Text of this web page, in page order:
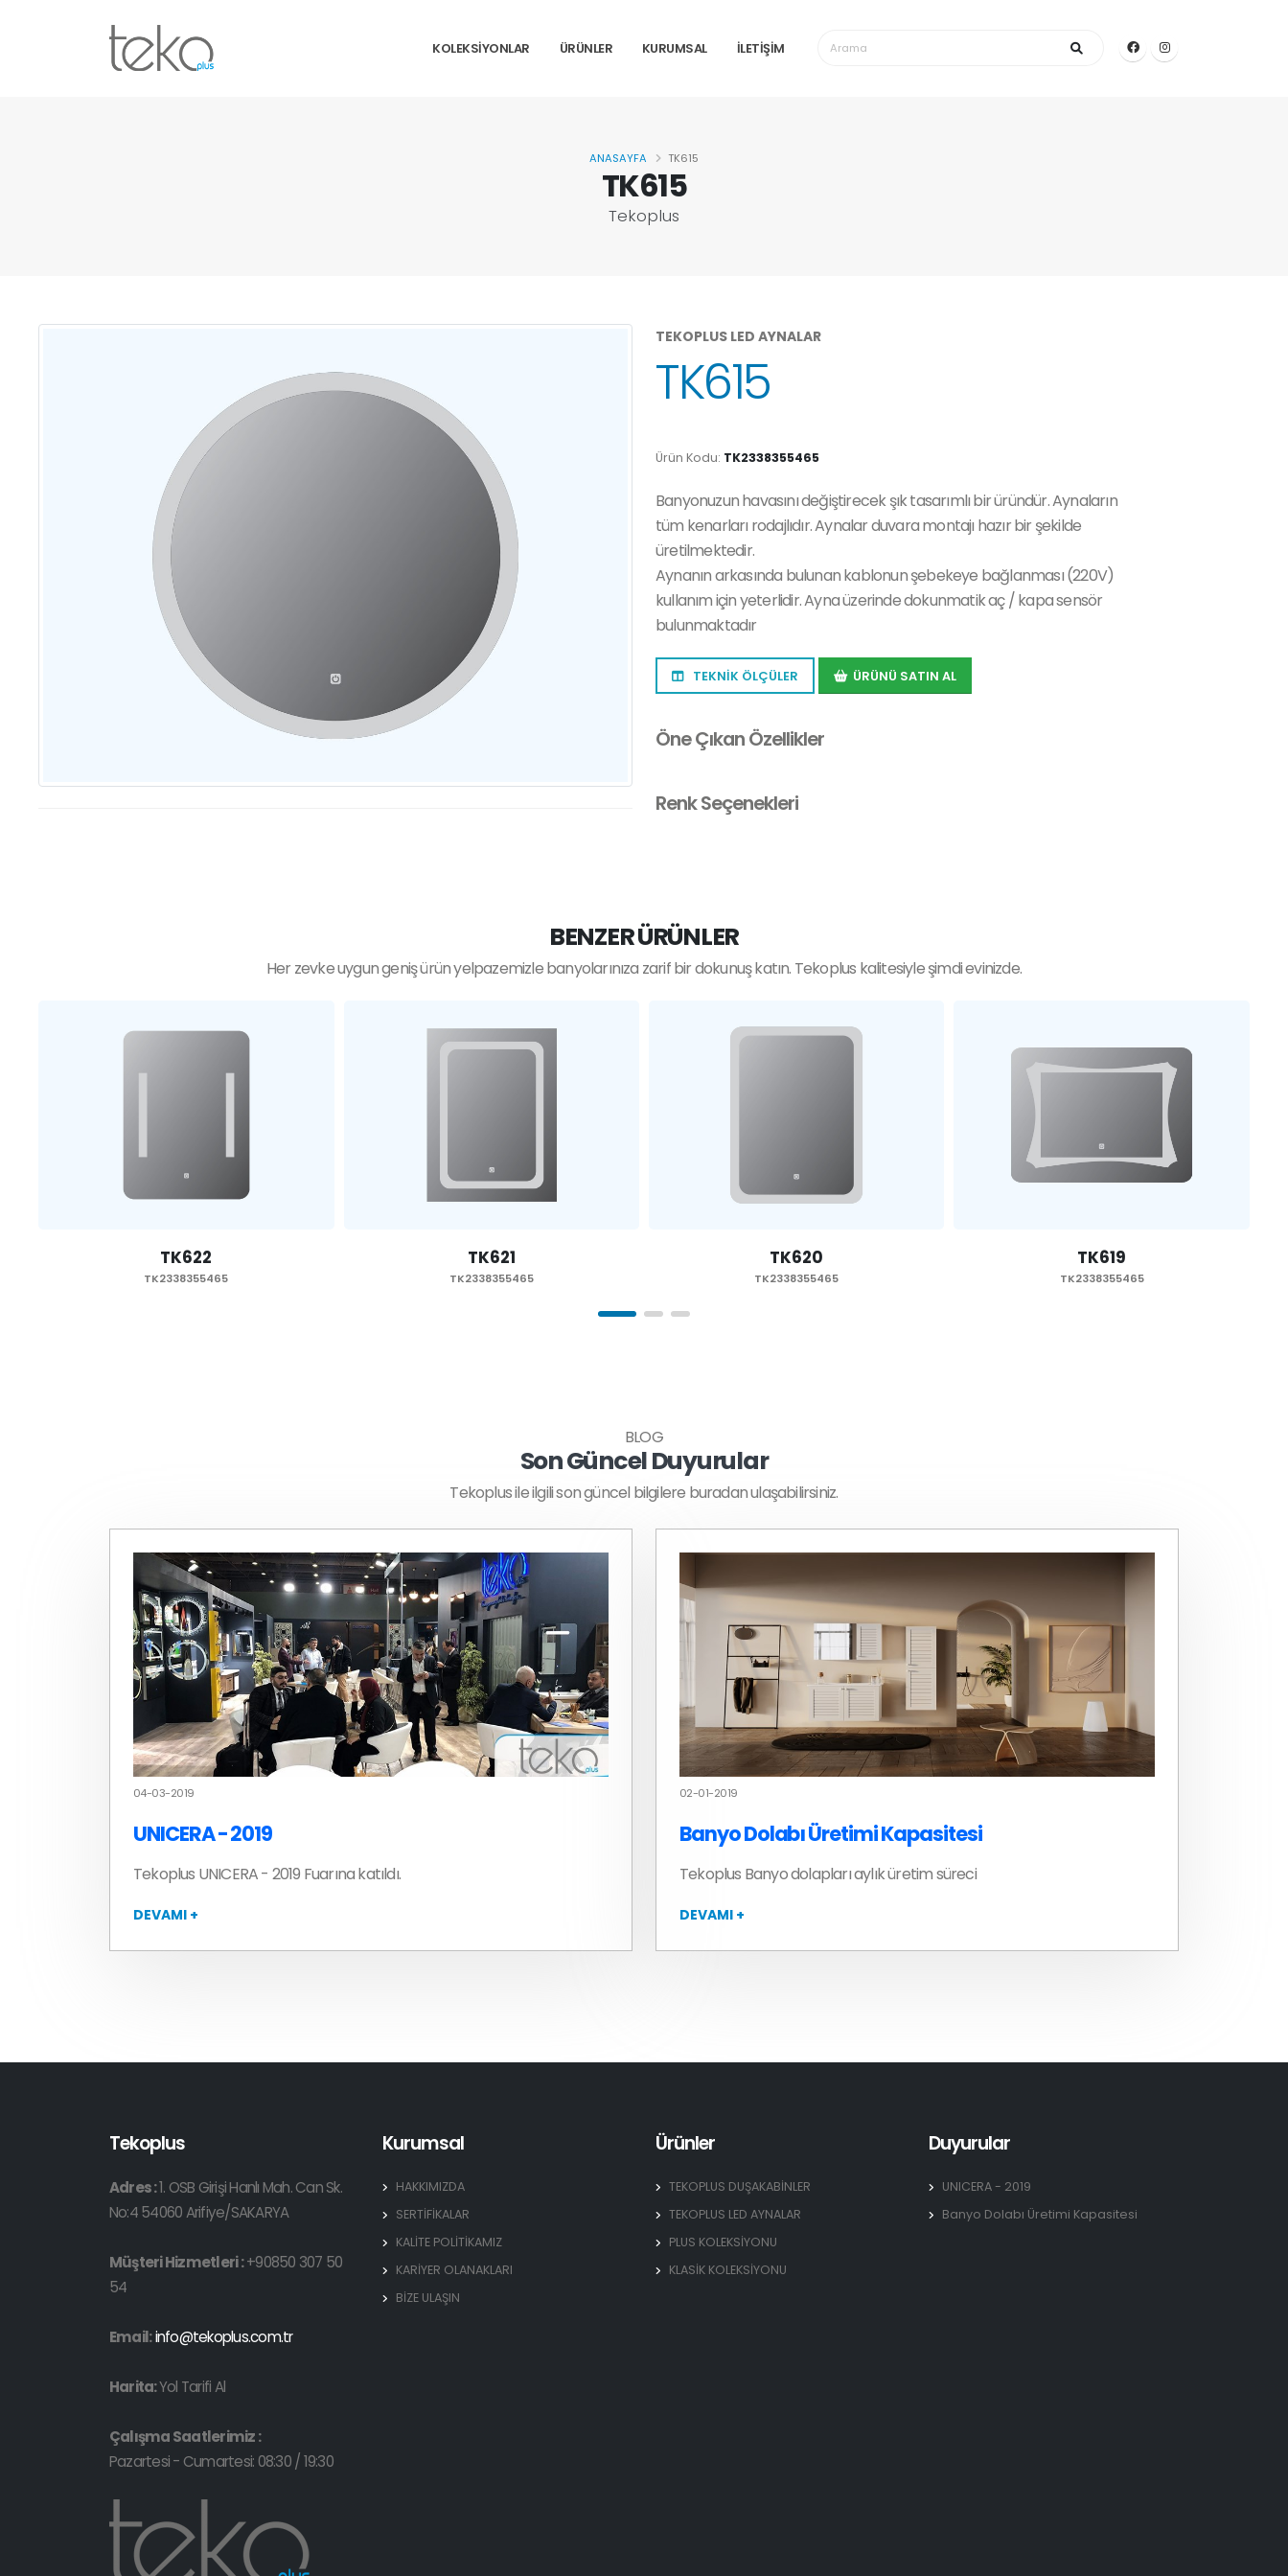
KOLEKSİYONLAR ÜRÜNLER KURUMSAL İLETİŞİM
TK615
Tekoplus
ANASAYFA TK615
TEKOPLUS LED AYNALAR
TK615
Ürün Kodu: TK2338355465
Banyonuzun havasını değiştirecek şık tasarımlı bir üründür. Aynaların
tüm kenarları rodajlıdır. Aynalar duvara montajı hazır bir şekilde
üretilmektedir.
Aynanın arkasında bulunan kablonun şebekeye bağlanması (220V)
kullanım için yeterlidir. Ayna üzerinde dokunmatik aç / kapa sensör
bulunmaktadır
TEKNİK ÖLÇÜLER ÜRÜNÜ SATIN AL
Öne Çıkan Özellikler
Renk Seçenekleri
BENZER ÜRÜNLER
Her zevke uygun geniş ürün yelpazemizle banyolarınıza zarif bir dokunuş katın. Tekoplus kalitesiyle şimdi evinizde.
TK621
TK2338355465
TK620
TK2338355465
TK619
TK2338355465
TK618
TK2338355465
BLOG
Son Güncel Duyurular
Tekoplus ile ilgili son güncel bilgilere buradan ulaşabilirsiniz.
04-03-2019
UNICERA - 2019
Tekoplus UNICERA - 2019 Fuarına katıldı.
DEVAMI +
02-01-2019
Banyo Dolabı Üretimi Kapasitesi
Tekoplus Banyo dolapları aylık üretim süreci
DEVAMI +
Tekoplus
Adres :1. OSB Girişi Hanlı Mah. Can Sk.
No:4 54060 Arifiye/SAKARYA
Müşteri Hizmetleri :+90850 307 50
54
Email:info@tekoplus.com.tr
Harita:Yol Tarifi Al
Çalışma Saatlerimiz :
Pazartesi - Cumartesi: 08:30 / 19:30
Kurumsal
HAKKIMIZDA
SERTİFİKALAR
KALİTE POLİTİKAMIZ
KARİYER OLANAKLARI
BİZE ULAŞIN
Ürünler
TEKOPLUS DUŞAKABİNLER
TEKOPLUS LED AYNALAR
PLUS KOLEKSİYONU
KLASİK KOLEKSİYONU
Duyurular
UNICERA - 2019
Banyo Dolabı Üretimi Kapasitesi